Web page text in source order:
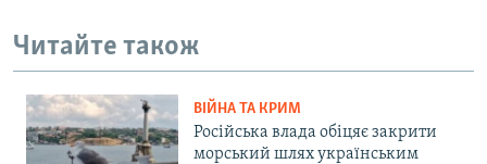
Читайте також
ВІЙНА ТА КРИМ
Російська влада обіцяє закрити
морський шлях українським